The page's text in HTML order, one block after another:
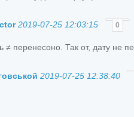
2019-07-25 12:03:15 0
≠ перенесоно. Так от, дату не
2019-07-25 12:38:40